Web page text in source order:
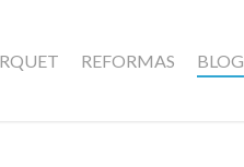
REFORMAS BLOG